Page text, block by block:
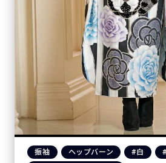
振袖 ヘップバーン #白